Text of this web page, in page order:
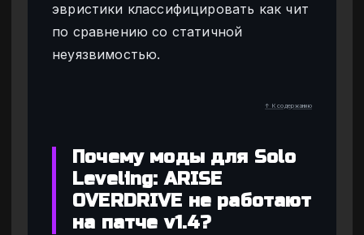
эвристики классифицировать как чит
по сравнению со статичной
неуязвимостью.
↑ К содержанию
Почему моды для Solo
Leveling: ARISE
OVERDRIVE не работают
на патче v1.4?